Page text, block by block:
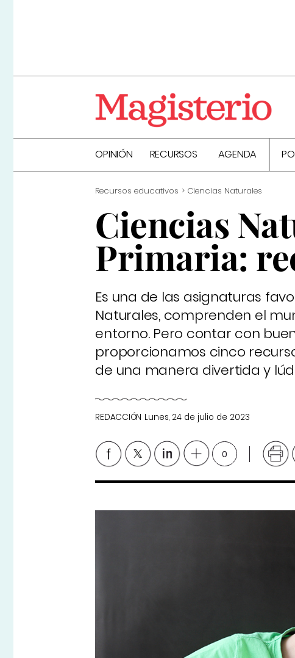
OPINIÓN RECURSOS AGENDA
Recursos educativos Ciencias Naturales
Ciencias
Primaria:
Es una de las asignaturas
Naturales, comprenden el
entorno. Pero contar con
proporcionamos cinco
de una manera divertida y
REDACCIÓN Lunes, 24 de julio de 2023
0